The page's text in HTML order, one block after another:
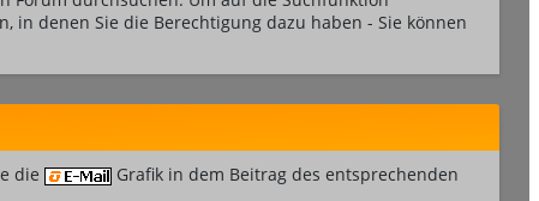
in denen Sie die Berechtigung dazu haben - Sie können
die
Grafik in dem Beitrag des entsprechenden